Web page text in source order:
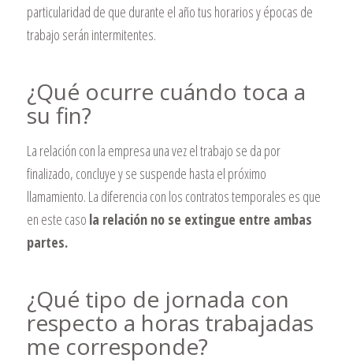
particularidad de que durante el año tus horarios y épocas de
trabajo serán intermitentes.
¿Qué ocurre cuándo toca a
su fin?
La relación con la empresa una vez el trabajo se da por
finalizado, concluye y se suspende hasta el próximo
llamamiento. La diferencia con los contratos temporales es que
en este caso la relación no se extingue entre ambas
partes.
¿Qué tipo de jornada con
respecto a horas trabajadas
me corresponde?